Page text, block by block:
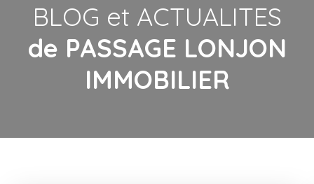
BLOG et ACTUALITES
de PASSAGE LONJON
IMMOBILIER